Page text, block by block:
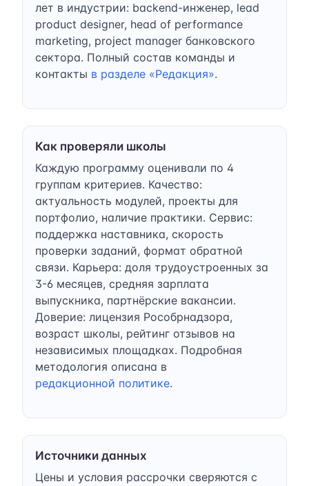
лет в индустрии: backend-инженер, lead
product designer, head of performance
marketing, project manager банковского
сектора. Полный состав команды и
контакты в разделе «Редакция».
Как проверяли школы
Каждую программу оценивали по 4
группам критериев. Качество:
актуальность модулей, проекты для
портфолио, наличие практики. Сервис:
поддержка наставника, скорость
проверки заданий, формат обратной
связи. Карьера: доля трудоустроенных за
3-6 месяцев, средняя зарплата
выпускника, партнёрские вакансии.
Доверие: лицензия Рособрнадзора,
возраст школы, рейтинг отзывов на
независимых площадках. Подробная
методология описана в
редакционной политике.
Источники данных
Цены и условия рассрочки сверяются с